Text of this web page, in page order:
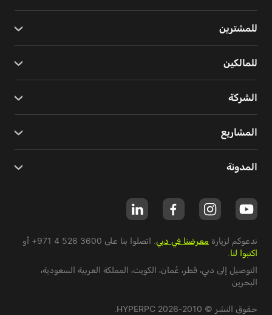
للمشترين
للمالكين
الشركة
المشاريع
المدونة
ندعوكم لزيارة معرضنا في دبي . اتصلوا بنا على +971 4 526 3600 أو
اكتبوا لنا
التوصيل إلى دبي، قطر، عُمان، الكويت، المملكة العربية السعودية،
البحرين
حقوق النشر © 2010-2026 HYPERPC.